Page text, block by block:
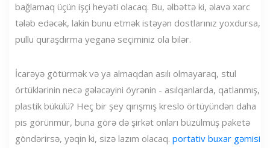
bağlamaq üçün işçi heyəti olacaq. Bu, əlbəttə ki, əlavə xərc
tələb edəcək, lakin bunu etmək istəyən dostlarınız yoxdursa,
pullu quraşdırma yeganə seçiminiz ola bilər.
İcarəyə götürmək və ya almaqdan asılı olmayaraq, stul
örtüklərinin necə gələcəyini öyrənin - asılqanlarda, qatlanmış,
plastik bükülü? Heç bir şey qırışmış kreslo örtüyündən daha
pis görünmür, buna görə də şirkət onları büzülmüş paketə
göndərirsə, yəqin ki, sizə lazım olacaq. portativ buxar gəmisi